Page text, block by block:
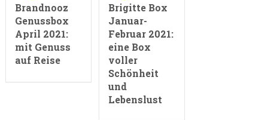
Brandnooz
Genussbox
April 2021:
mit Genuss
auf Reise
Brigitte Box
Januar-
Februar 2021:
eine Box
voller
Schönheit
und
Lebenslust